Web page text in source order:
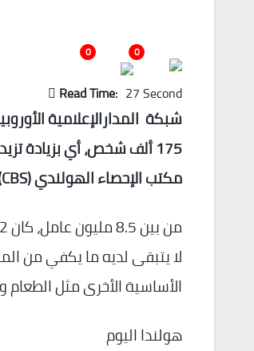
0
0
Read Time: 27 Second
شبكة المدارالإعلامية
مكتب الإحصاء الهولندي (CBS
لا يتبقى لديه ما يكفي من
الأساسية الأخرى مثل الطعام
هولندا اليوم